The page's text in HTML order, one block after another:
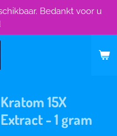
Bedankt voor u
Kratom 15X
Extract - 1 gram